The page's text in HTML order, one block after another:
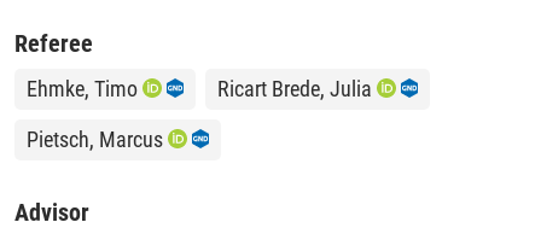
Referee
Ehmke, Timo
Ricart Brede, Julia
Pietsch, Marcus
Advisor